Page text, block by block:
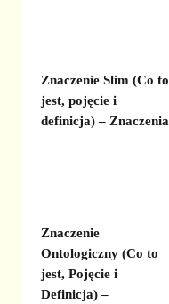
Znaczenie Slim (Co to
jest, pojęcie i
definicja) – Znaczenia
Znaczenie
Ontologiczny (Co to
jest, Pojęcie i
Definicja) –